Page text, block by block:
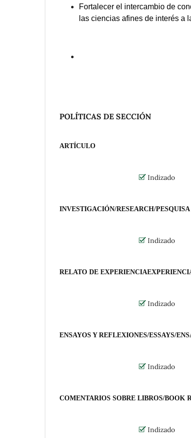
Fortalecer el intercambio de
las ciencias afines de interés a
POLÍTICAS DE SECCIÓN
ARTÍCULO
Indizado
INVESTIGACIÓN/RESEARCH/PESQUISA
Indizado
RELATO DE
Indizado
ENSAYOS Y REFLEXIONES/ESSAYS/
Indizado
COMENTARIOS SOBRE LIBROS/BOOK
Indizado